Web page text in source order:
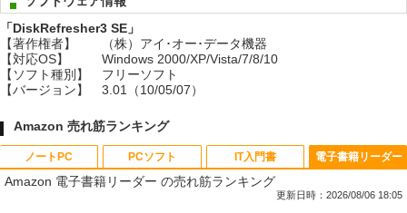
「DiskRefresher3 SE」
【著作権者】
（株）アイ･オー･データ機器
【対応OS】
Windows 2000/XP/Vista/7/8/10
【ソフト種別】
フリーソフト
【バージョン】
3.01（10/05/07）
Amazon 売れ筋ランキング
ノートPC PCソフト IT入門書 電子書籍リーダー
Amazon 電子書籍リーダー の売れ筋ランキング
更新日時：2026/08/06 18:05